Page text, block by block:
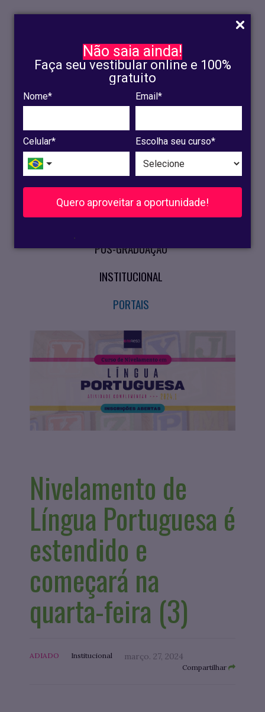
Não saia ainda!
Faça seu vestibular online e 100%
gratuito
Nome* Email*
Celular* Escolha seu curso*
Quero aproveitar a oportunidade!
.
INSCRIÇÃO
OLINDA
RECIFE
VESTIBULAR
CURSOS PRESENCIAIS
PÓS-GRADUAÇÃO
INSTITUCIONAL
PORTAIS
Nivelamento de
Língua Portuguesa é
estendido e
começará na
quarta-feira (3)
ADIADO Institucional março. 27, 2024
Compartilhar